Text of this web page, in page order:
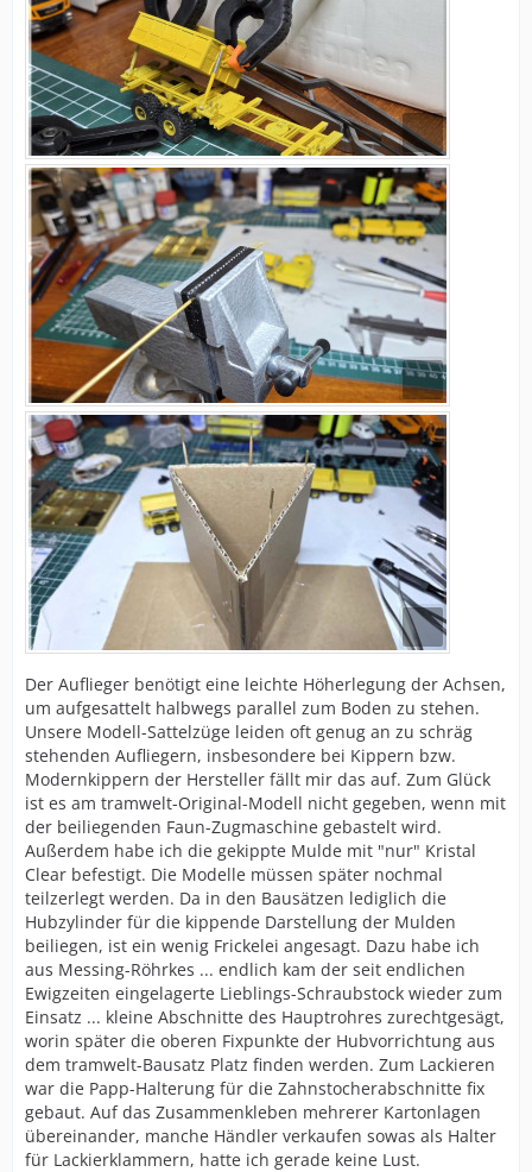
Der Auflieger benötigt eine leichte Höherlegung der Achsen,
um aufgesattelt halbwegs parallel zum Boden zu stehen.
Unsere Modell-Sattelzüge leiden oft genug an zu schräg
stehenden Aufliegern, insbesondere bei Kippern bzw.
Modernkippern der Hersteller fällt mir das auf. Zum Glück
ist es am tramwelt-Original-Modell nicht gegeben, wenn mit
der beiliegenden Faun-Zugmaschine gebastelt wird.
Außerdem habe ich die gekippte Mulde mit "nur" Kristal
Clear befestigt. Die Modelle müssen später nochmal
teilzerlegt werden. Da in den Bausätzen lediglich die
Hubzylinder für die kippende Darstellung der Mulden
beiliegen, ist ein wenig Frickelei angesagt. Dazu habe ich
aus Messing-Röhrkes ... endlich kam der seit endlichen
Ewigzeiten eingelagerte Lieblings-Schraubstock wieder zum
Einsatz ... kleine Abschnitte des Hauptrohres zurechtgesägt,
worin später die oberen Fixpunkte der Hubvorrichtung aus
dem tramwelt-Bausatz Platz finden werden. Zum Lackieren
war die Papp-Halterung für die Zahnstocherabschnitte fix
gebaut. Auf das Zusammenkleben mehrerer Kartonlagen
übereinander, manche Händler verkaufen sowas als Halter
für Lackierklammern, hatte ich gerade keine Lust.